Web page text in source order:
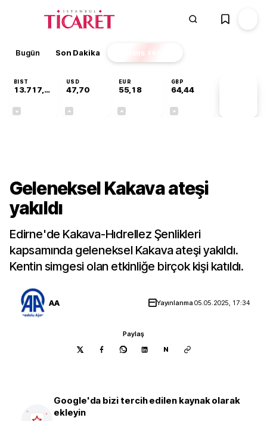
Bugün Son Dakika Finans EKSTRA
BIST
13.717,88
USD
47,70
EUR
55,18
GBP
64,44
Geleneksel Kakava ateşi
yakıldı
Edirne'de Kakava-Hıdrellez Şenlikleri
kapsamında geleneksel Kakava ateşi yakıldı.
Kentin simgesi olan etkinliğe birçok kişi katıldı.
AA Yayınlanma05.05.2025, 17:34
Paylaş
N
Google'da bizi tercih edilen kaynak olarak
ekleyin